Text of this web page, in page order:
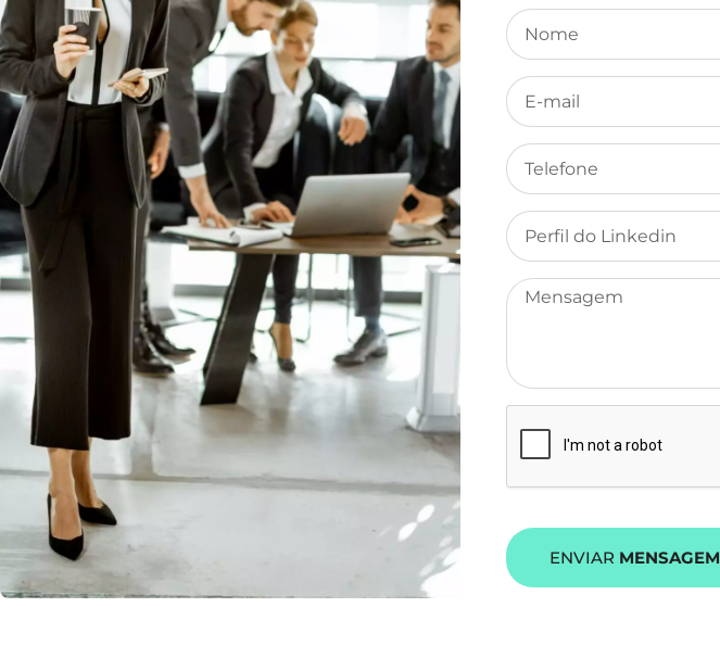
ENVIAR MENSAGEM